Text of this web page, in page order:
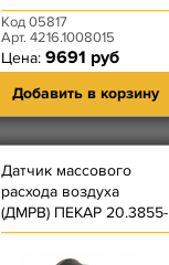
Код 05817
Арт. 4216.1008015
Цена: 9691 руб
Добавить в корзину
Датчик массового
расхода воздуха
(ДМРВ) ПЕКАР 20.3855-
10 (Резистор)